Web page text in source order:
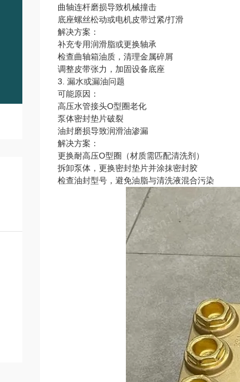
曲轴连杆磨损导致机械撞击
底座螺丝松动或电机皮带过紧/打滑
解决方案：
补充专用润滑脂或更换轴承
检查曲轴箱油质，清理金属碎屑
调整皮带张力，加固设备底座
3. 漏水或漏油问题
可能原因：
高压水管接头O型圈老化
泵体密封垫片破裂
油封磨损导致润滑油渗漏
解决方案：
更换耐高压O型圈（材质需匹配清洗剂）
拆卸泵体，更换密封垫片并涂抹密封胶
检查油封型号，避免油脂与清洗液混合污染